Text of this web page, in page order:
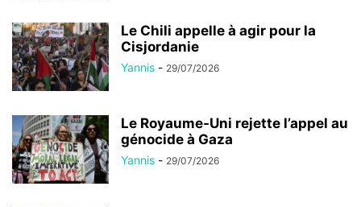
Le Chili appelle à agir pour la
Cisjordanie
Yannis - 29/07/2026
Le Royaume-Uni rejette l’appel au
génocide à Gaza
Yannis - 29/07/2026